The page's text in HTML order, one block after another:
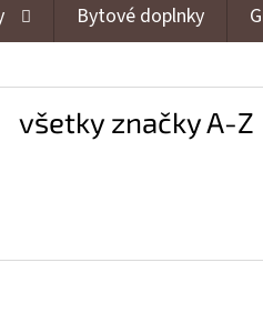
Bytové doplnky
všetky značky A-Z